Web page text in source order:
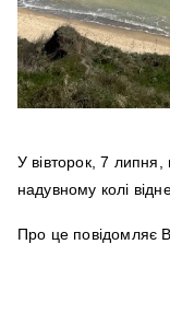
У вівторок, 7 липня,
надувному колі
Про це повідомляє